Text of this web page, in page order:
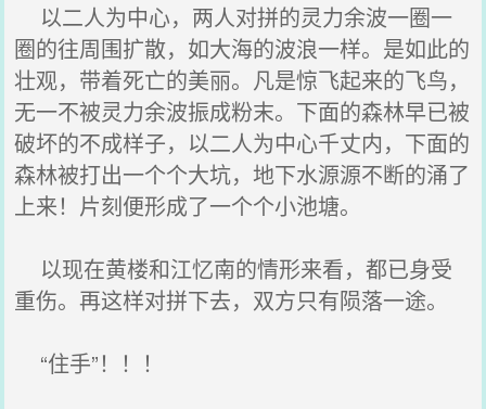
以二人为中心，两人对拼的灵力余波一圈一
圈的往周围扩散，如大海的波浪一样。是如此的
壮观，带着死亡的美丽。凡是惊飞起来的飞鸟，
无一不被灵力余波振成粉末。下面的森林早已被
破坏的不成样子，以二人为中心千丈内，下面的
森林被打出一个个大坑，地下水源源不断的涌了
上来！片刻便形成了一个个小池塘。
以现在黄楼和江忆南的情形来看，都已身受
重伤。再这样对拼下去，双方只有陨落一途。
“住手”！！！